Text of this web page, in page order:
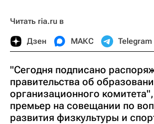
Читать ria.ru в
Дзен МАКС Telegram
"Сегодня подписано
правительства об
организационного
премьер на совещании по
развития физкультуры и